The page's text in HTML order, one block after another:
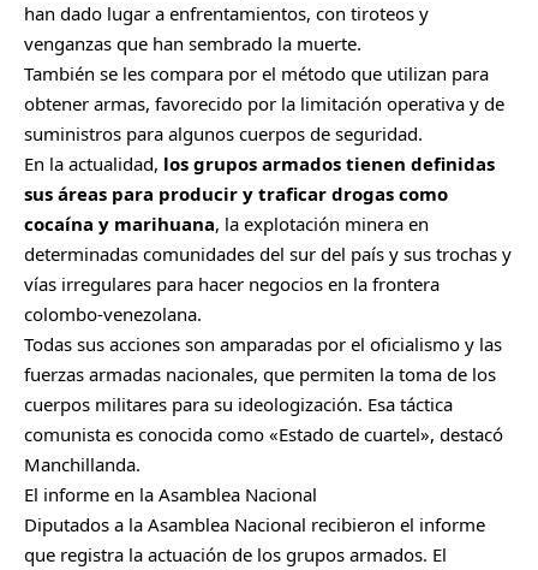
han dado lugar a enfrentamientos, con tiroteos y
venganzas que han sembrado la muerte.
También se les compara por el método que utilizan para
obtener armas, favorecido por la limitación operativa y de
suministros para algunos cuerpos de seguridad.
En la actualidad, los grupos armados tienen definidas
sus áreas para producir y traficar drogas como
cocaína y marihuana, la explotación minera en
determinadas comunidades del sur del país y sus trochas y
vías irregulares para hacer negocios en la frontera
colombo-venezolana.
Todas sus acciones son amparadas por el oficialismo y las
fuerzas armadas nacionales, que permiten la toma de los
cuerpos militares para su ideologización. Esa táctica
comunista es conocida como «Estado de cuartel», destacó
Manchillanda.
El informe en la Asamblea Nacional
Diputados a la Asamblea Nacional recibieron el informe
que registra la actuación de los grupos armados. El